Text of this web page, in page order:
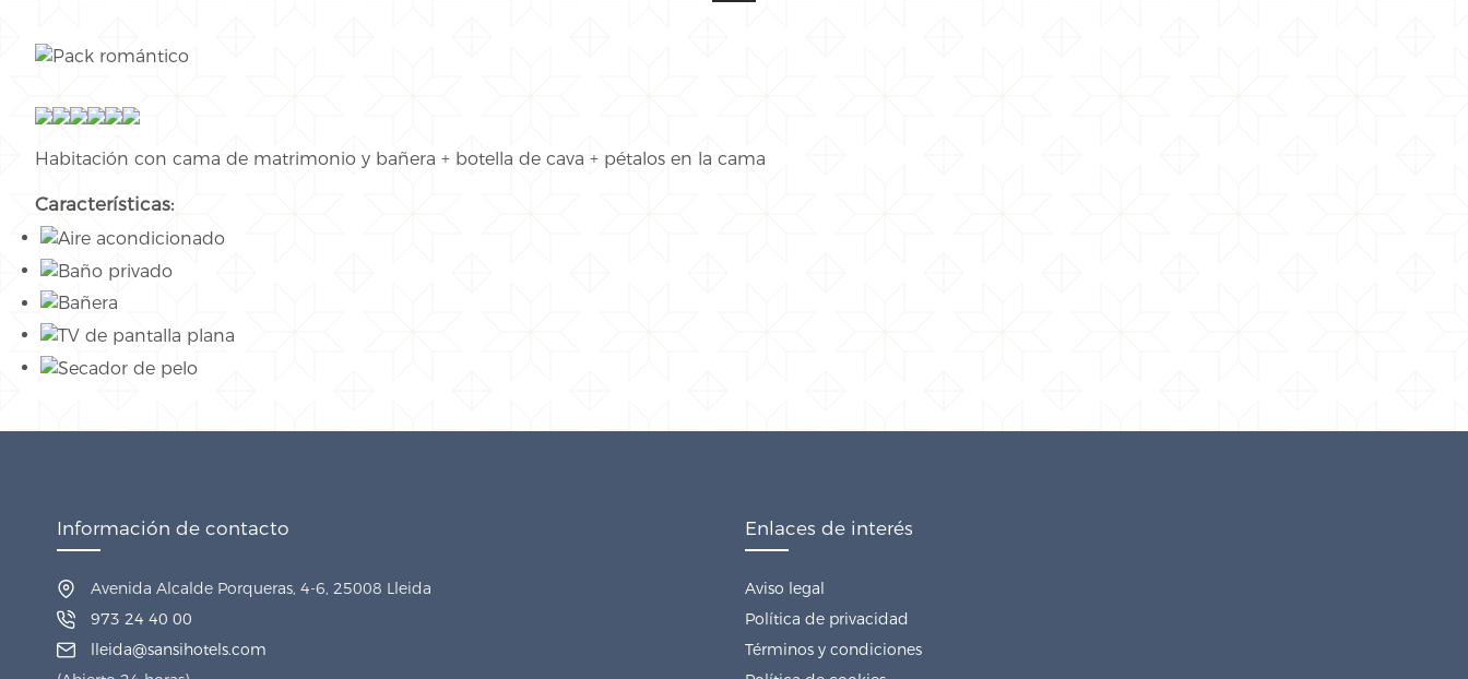
Habitación con cama de matrimonio y bañera + botella de cava + pétalos en la cama
Características:
Información de contacto
Avenida Alcalde Porqueras, 4-6, 25008 Lleida
973 24 40 00
lleida@sansihotels.com
Enlaces de interés
Aviso legal
Política de privacidad
Términos y condiciones